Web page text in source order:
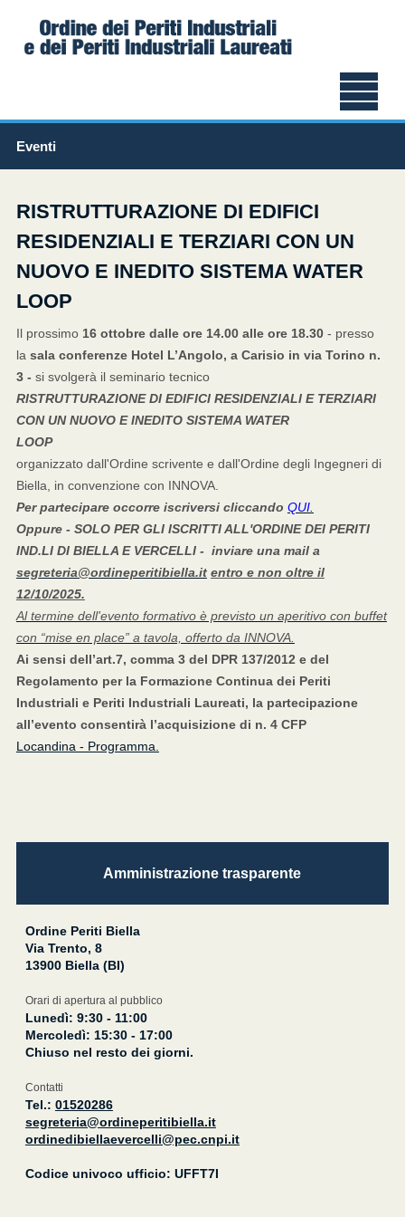
Eventi
RISTRUTTURAZIONE DI EDIFICI
RESIDENZIALI E TERZIARI CON UN
NUOVO E INEDITO SISTEMA WATER
LOOP
Il prossimo 16 ottobre dalle ore 14.00 alle ore 18.30- presso
la sala conferenze Hotel L’Angolo, a Carisio in via Torino n.
3 - si svolgerà il seminario tecnico
RISTRUTTURAZIONE DI EDIFICI RESIDENZIALI E TERZIARI
CON UN NUOVO E INEDITO SISTEMA WATER
LOOP
organizzato dall'Ordine scrivente e dall'Ordine degli Ingegneri di
Biella, in convenzione con INNOVA.
Per partecipare occorre iscriversi cliccando QUI.
Oppure - SOLO PER GLI ISCRITTI ALL'ORDINE DEI PERITI
IND.LI DI BIELLA E VERCELLI - inviare una mail a
segreteria@ordineperitibiella.it entro e non oltre il
12/10/2025.
Al termine dell'evento formativo è previsto un aperitivo con buffet
con “mise en place” a tavola, offerto da INNOVA.
Ai sensi dell’art.7, comma 3 del DPR 137/2012 e del
Regolamento per la Formazione Continua dei Periti
Industriali e Periti Industriali Laureati, la partecipazione
all’evento consentirà l’acquisizione di n. 4 CFP
Locandina - Programma.
Amministrazione trasparente
Ordine Periti Biella
Via Trento, 8
13900 Biella (BI)
Orari di apertura al pubblico
Lunedì: 9:30 - 11:00
Mercoledì: 15:30 - 17:00
Chiuso nel resto dei giorni.
Contatti
Tel.: 01520286
segreteria@ordineperitibiella.it
ordinedibiellaevercelli@pec.cnpi.it
Codice univoco ufficio: UFFT7I